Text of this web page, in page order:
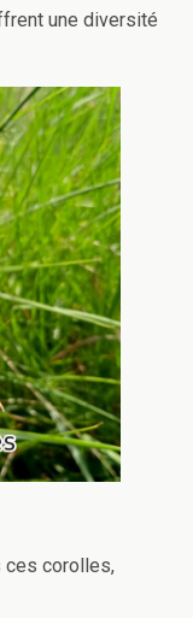
une diversité
ces corolles,